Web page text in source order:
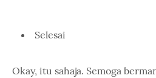
Selesai
Okay, itu sahaja. Semoga